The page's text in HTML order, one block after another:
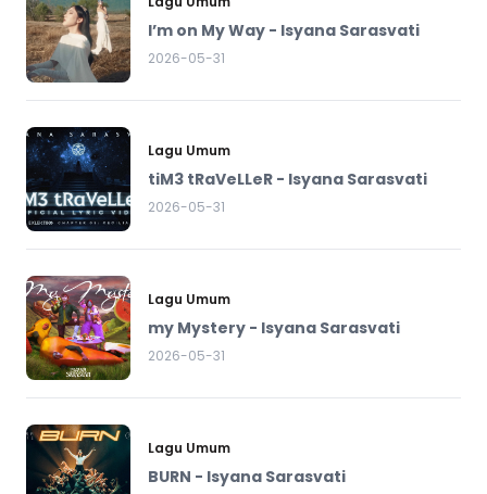
I’m on My Way - Isyana Sarasvati
2026-05-31
Lagu Umum
tiM3 tRaVeLLeR - Isyana Sarasvati
2026-05-31
Lagu Umum
my Mystery - Isyana Sarasvati
2026-05-31
Lagu Umum
BURN - Isyana Sarasvati